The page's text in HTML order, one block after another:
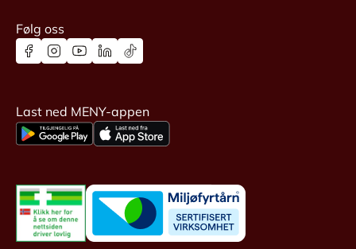
Følg oss
Last ned MENY-appen